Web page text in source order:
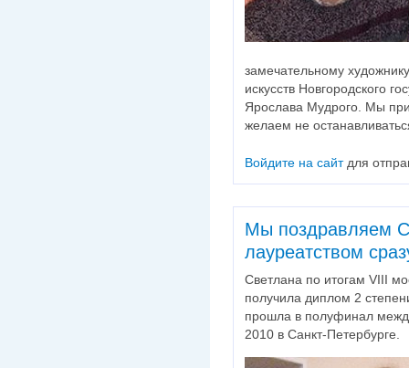
замечательному
искусств Новгородского
Ярослава Мудрого. Мы
желаем не
Войдите на сайтдля
Мы поздравляем
лауреатством
Светлана по итогам VIII
получила диплом 2
прошла в полуфинал
2010 в Санкт-Петербурге.